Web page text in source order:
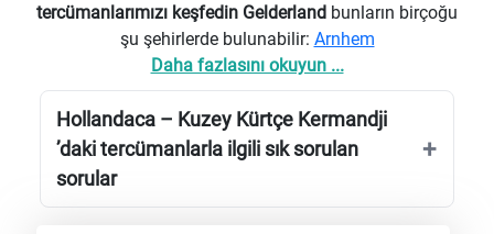
tercümanlarımızı keşfedin Gelderland bunların birçoğu
şu şehirlerde bulunabilir: Arnhem
Daha fazlasını okuyun ...
Hollandaca – Kuzey Kürtçe Kermandji
’daki tercümanlarla ilgili sık sorulan
sorular